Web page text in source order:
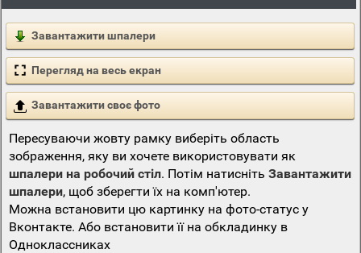
Завантажити шпалери
Перегляд на весь екран
Завантажити своє фото
Пересуваючи жовту рамку виберіть область
зображення, яку ви хочете використовувати як
шпалери на робочий стіл. Потім натисніть Завантажити
шпалери, щоб зберегти їх на комп'ютер.
Можна встановити цю картинку на фото-статус у
Вконтакте. Або встановити її на обкладинку в
Одноклассниках